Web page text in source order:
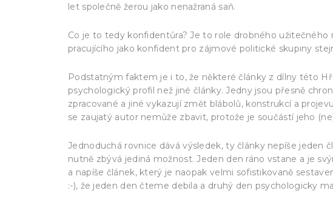
let společně žerou jako nenažraná saň.
Co je to tedy konfidentůra? Je to role drobného
pracujícího jako konfident pro zájmové politické skupiny
Podstatným faktem je i to, že některé články z dílny této
psychologický profil než jiné články. Jedny jsou přesně
zpracované a jiné vykazují změt blábolů, konstrukcí a
se zaujatý autor nemůže zbavit, protože je součástí jeho
Jednoduchá rovnice dává výsledek, ty články nepíše jeden
nutně zbývá jediná možnost. Jeden den ráno vstane a je
a napíše článek, který je naopak velmi sofistikovaně
:-), že jeden den čteme debila a druhý den psychologicky